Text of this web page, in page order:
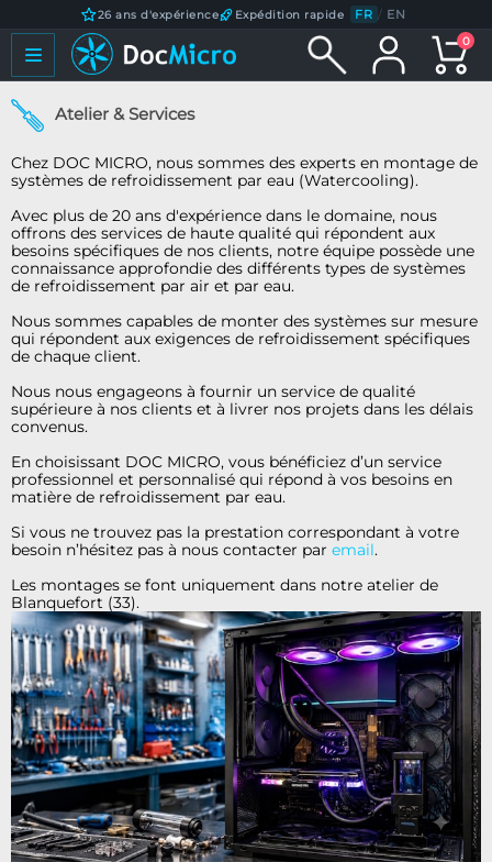
26 ans d'expérience Expédition rapide FR / EN
0
Atelier & Services
Chez DOC MICRO, nous sommes des experts en montage de
systèmes de refroidissement par eau (Watercooling).
Avec plus de 20 ans d'expérience dans le domaine, nous
offrons des services de haute qualité qui répondent aux
besoins spécifiques de nos clients, notre équipe possède une
connaissance approfondie des différents types de systèmes
de refroidissement par air et par eau.
Nous sommes capables de monter des systèmes sur mesure
qui répondent aux exigences de refroidissement spécifiques
de chaque client.
Nous nous engageons à fournir un service de qualité
supérieure à nos clients et à livrer nos projets dans les délais
convenus.
En choisissant DOC MICRO, vous bénéficiez d’un service
professionnel et personnalisé qui répond à vos besoins en
matière de refroidissement par eau.
Si vous ne trouvez pas la prestation correspondant à votre
besoin n’hésitez pas à nous contacter par email.
Les montages se font uniquement dans notre atelier de
Blanquefort (33).